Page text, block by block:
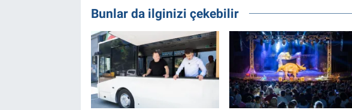
Bunlar da ilginizi çekebilir